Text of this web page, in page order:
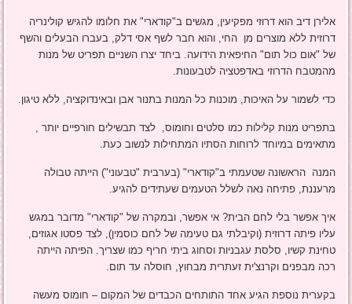
אלירן דיב הוא דרוזי מפקיעין, מגשים ב"קודארי" את חלומו להגיש קולינריה
דרוזית ללא מוצרים מן החי, והוא חבר לשף אסי דלק, בעברו הבעלים והשף
של "אום כול תום" החיפאית הידועה. ביחד יצרו השניים תפריט של מנות
מהמטבח הדרוזי באדפטציה לטבעונות.
כדי לשמור על האיכות, מוכנות כל המנות בתנור אבן ובאינדוקציה, ללא טיגון.
בתפריט מנות קלילות כמו סלטים וחומוס, לצד תבשילים חורפיים יותר ,
מתאימים במיוחד לרוחות הסתיו המתחילות לנשוב כעת.
המנה הראשונה שטעמתי ב"קודארי" (בערבית "טבעוני") הייתה טבולה
מרעננת, פתיחה נאה לשלל הטעמים שעתידים להגיע.
איך אפשר בלי לחם הבית? אי אפשר, ובמקרה של "קודארי" מדובר במגש
עליו פיתה דרוזית (וקיבלתי גם טעימה של לחם כוסמין), לצד פסטו אגוזים,
טחינת קשיו, סלסת עגבניות וסחוג ביתי חריף כמו שצריך. הפיתה הייתה
רכה מבפנים וקרנצ'ית זעתרית מבחוץ, חוסלה עד תום.
בקערית נוספת הגיע אחד התותחים הכבדים של המקום – חומוס מעשה